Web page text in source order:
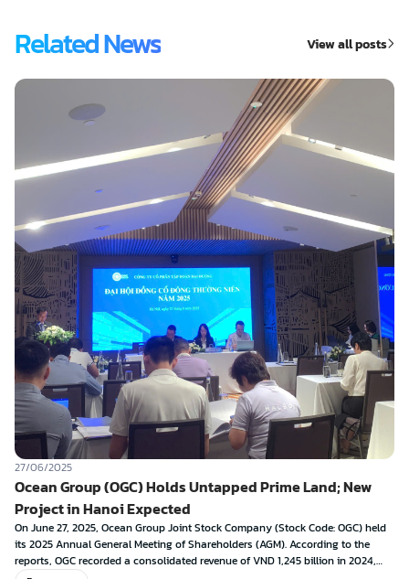
Related News View all posts
27/06/2025
Ocean Group (OGC) Holds Untapped Prime Land; New
Project in Hanoi Expected
On June 27, 2025, Ocean Group Joint Stock Company (Stock Code: OGC) held
its 2025 Annual General Meeting of Shareholders (AGM). According to the
reports, OGC recorded a consolidated revenue of VND 1,245 billion in 2024,